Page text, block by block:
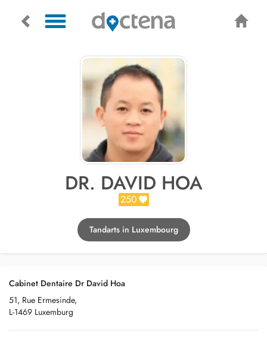
DR. DAVID HOA
250
Tandarts in Luxembourg
Cabinet Dentaire Dr David Hoa
51, Rue Ermesinde,
L-1469 Luxemburg